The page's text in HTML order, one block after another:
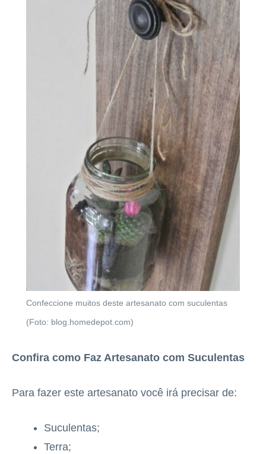
Confeccione muitos deste artesanato com suculentas
(Foto: blog.homedepot.com)
Confira como Faz Artesanato com Suculentas
Para fazer este artesanato você irá precisar de:
Suculentas;
Terra;